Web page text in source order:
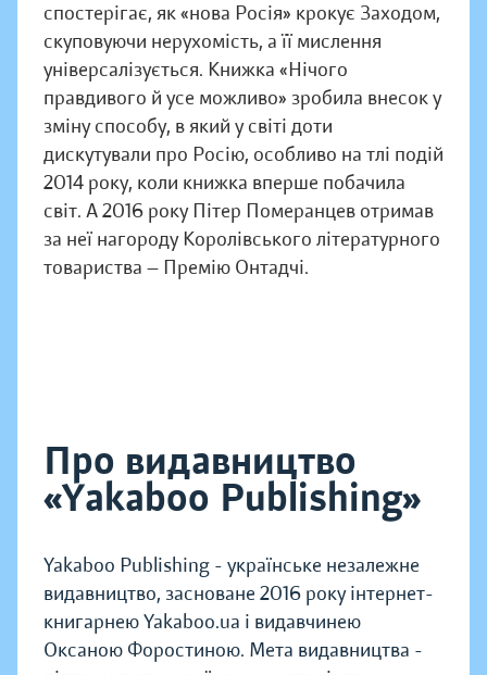
спостерігає, як «нова Росія» крокує Заходом,
скуповуючи нерухомість, а її мислення
універсалізується. Книжка «Нічого
правдивого й усе можливо» зробила внесок у
зміну способу, в який у світі доти
дискутували про Росію, особливо на тлі подій
2014 року, коли книжка вперше побачила
світ. А 2016 року Пітер Померанцев отримав
за неї нагороду Королівського літературного
товариства — Премію Онтадчі.
Про видавництво
«Yakaboo Publishing»
Yakaboo Publishing - українське незалежне
видавництво, засноване 2016 року інтернет-
книгарнею Yakaboo.ua і видавчинею
Оксаною Форостиною. Мета видавництва -